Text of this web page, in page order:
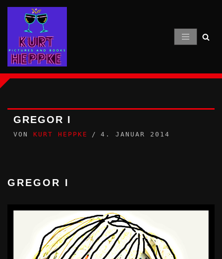
Inhalt
springen
GREGOR I
VON KURT HEPPKE 4. JANUAR 2014
GREGOR I